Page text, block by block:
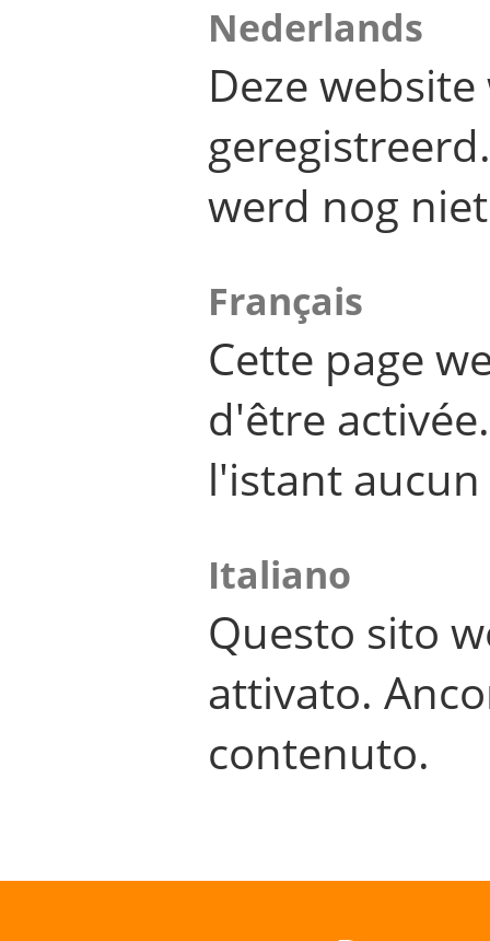
Nederlands
Deze
werd nog
Français
Cette page
d'être
l'istant
Italiano
Questo sito
attivato.
contenuto.